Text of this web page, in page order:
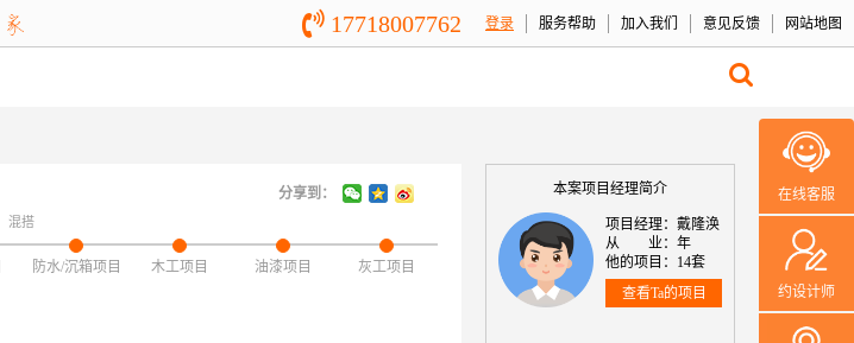
17718007762 登录 服务帮助 加入我们 意见反馈 网站地图
在线客服
约设计师
分享到：
混搭
防水/沉箱项目 木工项目 油漆项目 灰工项目
本案项目经理简介
项目经理：戴隆涣
从 业：年
他的项目：14套
查看Ta的项目